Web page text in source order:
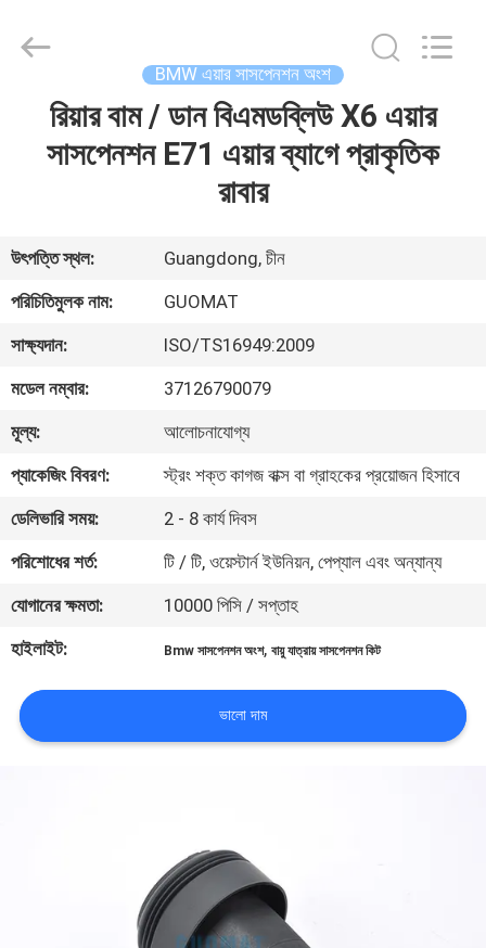
আমাদের
সম্পর্কে
কারখানা
ভ্রমণ
মান
নিয়ন্ত্রণ
যোগাযোগ
করুন
উদ্ধৃতির
জন্য
BMW এয়ার সাসপেনশন অংশ
রিয়ার বাম / ডান বিএমডব্লিউ X6 এয়ার
সাসপেনশন E71 এয়ার ব্যাগে প্রাকৃতিক
রাবার
উৎপত্তি স্থল:
Guangdong, চীন
পরিচিতিমুলক নাম:
GUOMAT
সাক্ষ্যদান:
ISO/TS16949:2009
মডেল নম্বার:
37126790079
মূল্য:
আলোচনাযোগ্য
প্যাকেজিং বিবরণ:
স্ট্রং শক্ত কাগজ বাক্স বা গ্রাহকের প্রয়োজন হিসাবে
ডেলিভারি সময়:
2 - 8 কার্য দিবস
পরিশোধের শর্ত:
টি / টি, ওয়েস্টার্ন ইউনিয়ন, পেপ্যাল ​​এবং অন্যান্য
যোগানের ক্ষমতা:
10000 পিসি / সপ্তাহ
হাইলাইট:
Bmw সাসপেনশন অংশ,বায়ু যাত্রায় সাসপেনশন কিট
ভালো দাম